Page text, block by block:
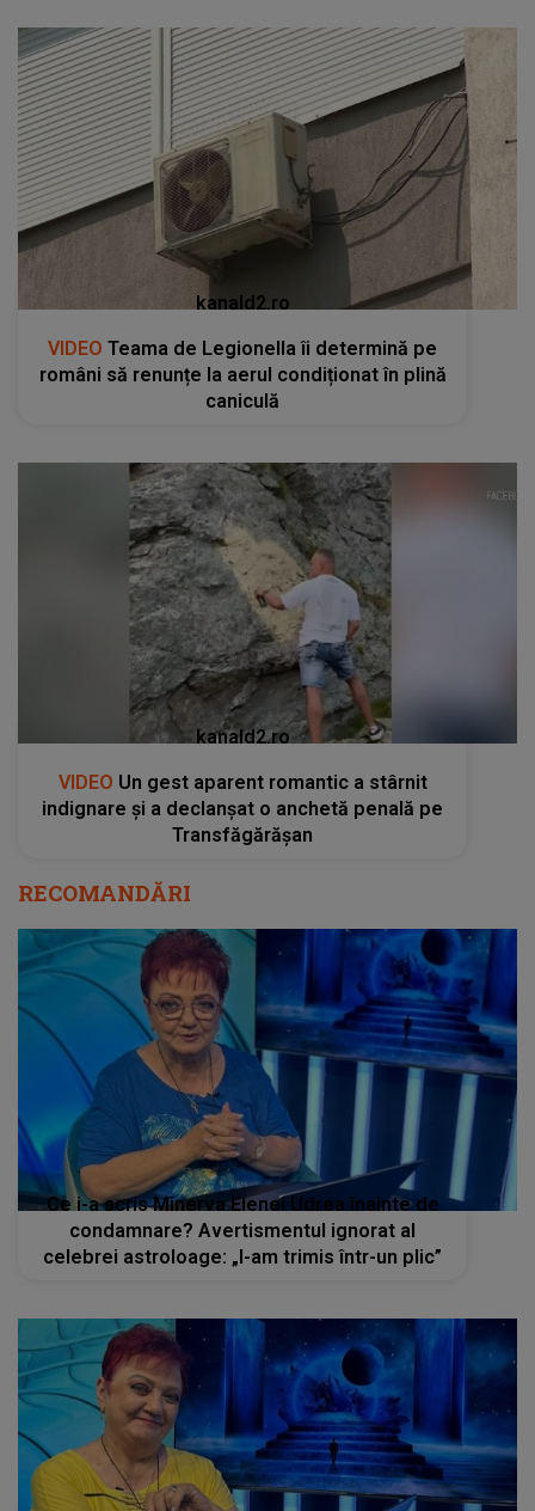
kanald2.ro
VIDEO Teama de Legionella îi determină pe
români să renunțe la aerul condiționat în plină
caniculă
kanald2.ro
VIDEO Un gest aparent romantic a stârnit
indignare și a declanșat o anchetă penală pe
Transfăgărășan
RECOMANDĂRI
Ce i-a scris Minerva Elenei Udrea înainte de
condamnare? Avertismentul ignorat al
celebrei astroloage: „I-am trimis într-un plic”